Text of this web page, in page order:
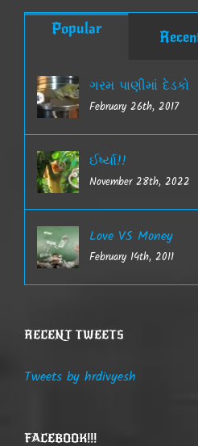
Popular
ગરમ પાણીમાં દેડકો
February 26th, 2017
ઈર્ષ્યા!!
November 28th, 2022
Love VS Money
February 14th, 2011
RECENT TWEETS
Tweets by hrdivyesh
FACEBOOK!!!